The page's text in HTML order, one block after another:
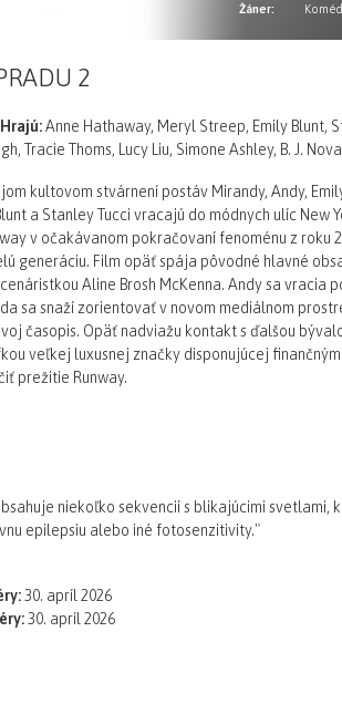
Žáner:
2
Hrajú:Anne Hathaway, Meryl Streep, Emily Blunt,
Tracie Thoms, Lucy Liu, Simone Ashley, B. J.
kultovom stvárnení postáv Mirandy, Andy,
a Stanley Tucci vracajú do módnych ulíc New
v očakávanom pokračovaní fenoménu z roku
generáciu. Film opäť spája pôvodné hlavné
Aline Brosh McKenna. Andy sa vracia
sa snaží zorientovať v novom mediálnom
časopis. Opäť nadviažu kontakt s ďalšou
veľkej luxusnej značky disponujúcej
prežitie Runway.
obsahuje niekoľko sekvencií s blikajúcimi
epilepsiu alebo iné fotosenzitivity."
30. apríl 2026
30. apríl 2026